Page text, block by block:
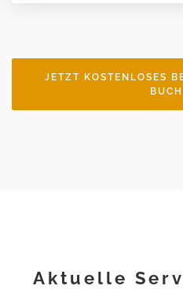
JETZT KOSTENLOSES
Aktuelle